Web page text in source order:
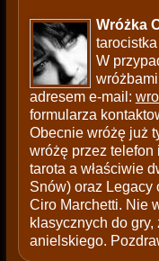
Wróżka
W
adresem e-mail:
formularza
Obecnie wróżę już
wróżę przez telefon
tarota a właściwie
Snów) oraz Legacy
Ciro Marchetti. Nie
klasycznych do
anielskiego.